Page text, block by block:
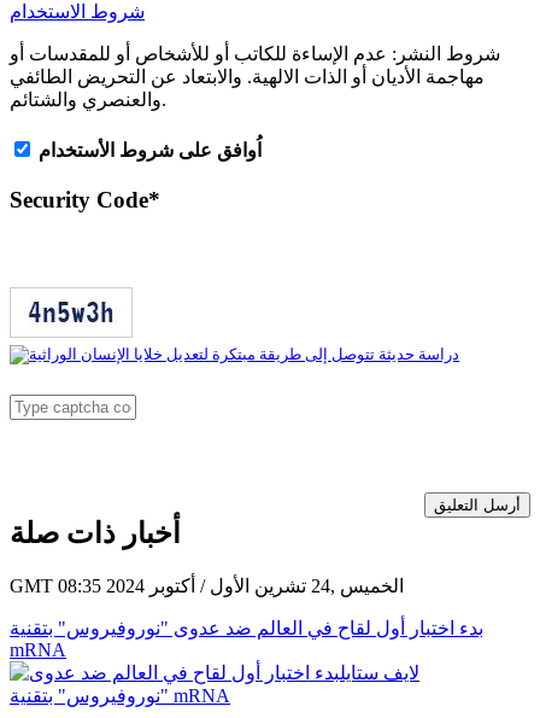
شروط الاستخدام
شروط النشر: عدم الإساءة للكاتب أو للأشخاص أو للمقدسات أو
مهاجمة الأديان أو الذات الالهية. والابتعاد عن التحريض الطائفي
والعنصري والشتائم.
اُوافق على شروط الأستخدام
Security Code*
أرسل التعليق
أخبار ذات صلة
GMT 08:35 2024 الخميس ,24 تشرين الأول / أكتوبر
بدء اختبار أول لقاح في العالم ضد عدوى "نوروفيروس" بتقنية
mRNA